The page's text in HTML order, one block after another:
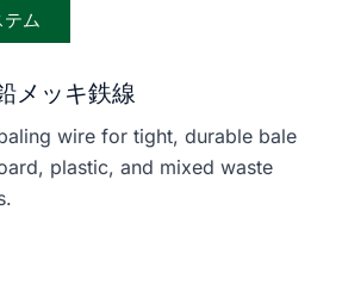
ム
メッキ鉄線
wire for tight, durable bale
plastic, and mixed waste